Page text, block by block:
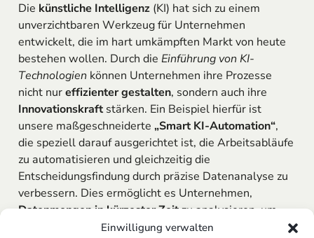
Einwilligung verwalten
Die künstliche Intelligenz(KI) hat sich zu einem
unverzichtbaren Werkzeug für Unternehmen
entwickelt, die im hart umkämpften Markt von heute
bestehen wollen. Durch die Einführung von KI-
Technologienkönnen Unternehmen ihre Prozesse
nicht nureffizienter gestalten, sondern auch ihre
Innovationskraftstärken. Ein Beispiel hierfür ist
unsere maßgeschneiderte „Smart KI-Automation“,
die speziell darauf ausgerichtet ist, die Arbeitsabläufe
zu automatisieren und gleichzeitig die
Entscheidungsfindung durch präzise Datenanalyse zu
verbessern. Dies ermöglicht es Unternehmen,
Datenmengen in kürzester Zeitzu analysieren, um
fundierte Entscheidungen zu treffen und ihre